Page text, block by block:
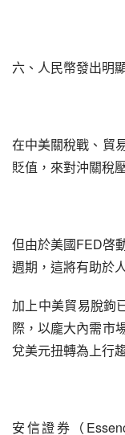
六、人民幣發出明
在中美關稅戰、貿
貶值，來對沖關稅
但由於美國FED啓
週期，這將有助於
加上中美貿易脫鉤
際，以龐大內需市
兌美元扭轉為上行
安信證券（